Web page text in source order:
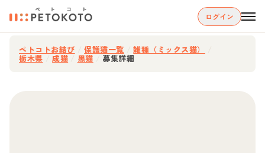
ログイン
ペトコトお結び 保護猫一覧 雑種（ミックス猫）
栃木県 成猫 黒猫 募集詳細